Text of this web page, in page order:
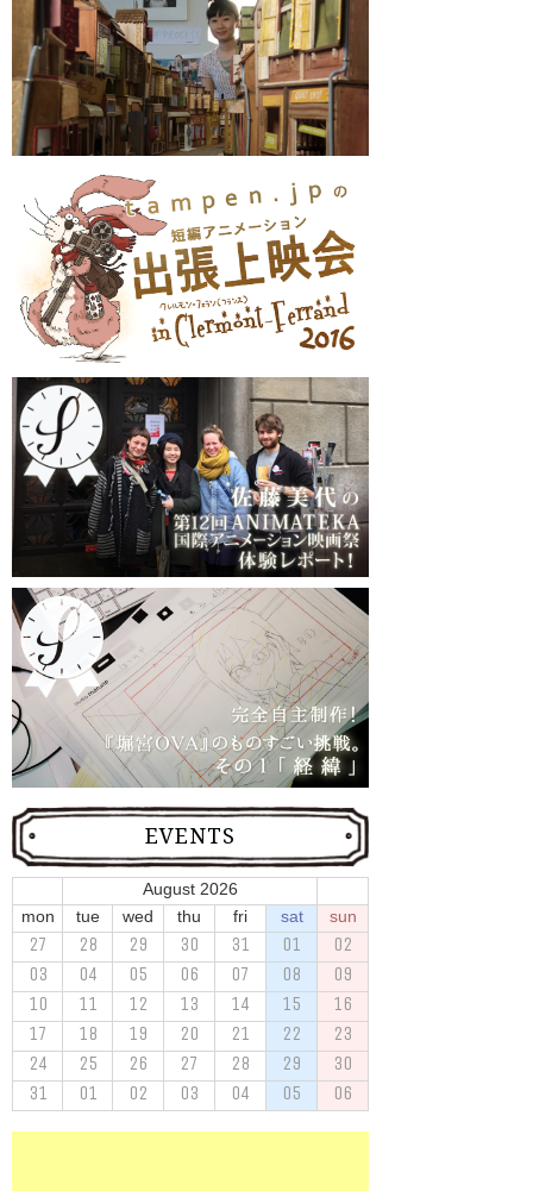
EVENTS
August 2026
mon
tue wed thu fri sat sun
27 28 29 30 31 01
02
03
04 05 06 07 08
09
10
11 12 13 14 15
16
17
18 19 20 21 22
23
24
25 26 27 28 29
30
31
01 02 03 04 05 06